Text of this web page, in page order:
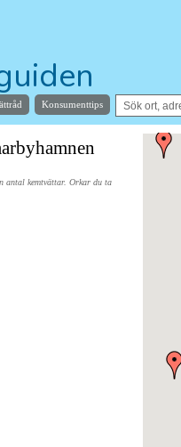
bästa kemtvätt
Konsumenttips
antal kemtvättar. Orkar du ta